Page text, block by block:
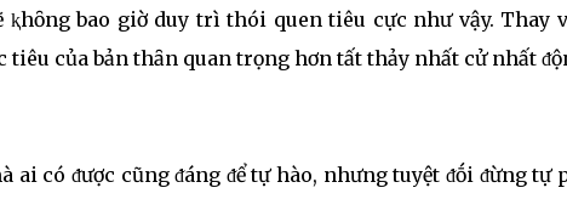
bao giờ duy trì thói quen tiêu cực như vậy. Thay
tiêu của bản thȃn quan trọng hơn tất thảy nhất cử nhất
ai có ᵭược cũng ᵭáng ᵭể tự hào, nhưng tuyệt ᵭṓi ᵭừng tự